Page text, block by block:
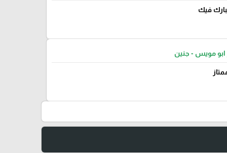
فيك
ابو مويس - جنين